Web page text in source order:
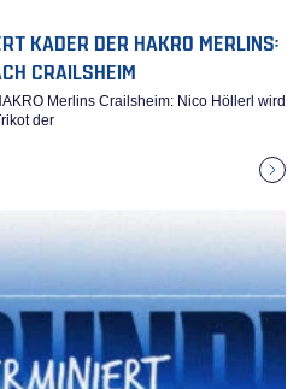
KADER DER HAKRO MERLINS:
CRAILSHEIM
Merlins Crailsheim: Nico Höllerl wird
der